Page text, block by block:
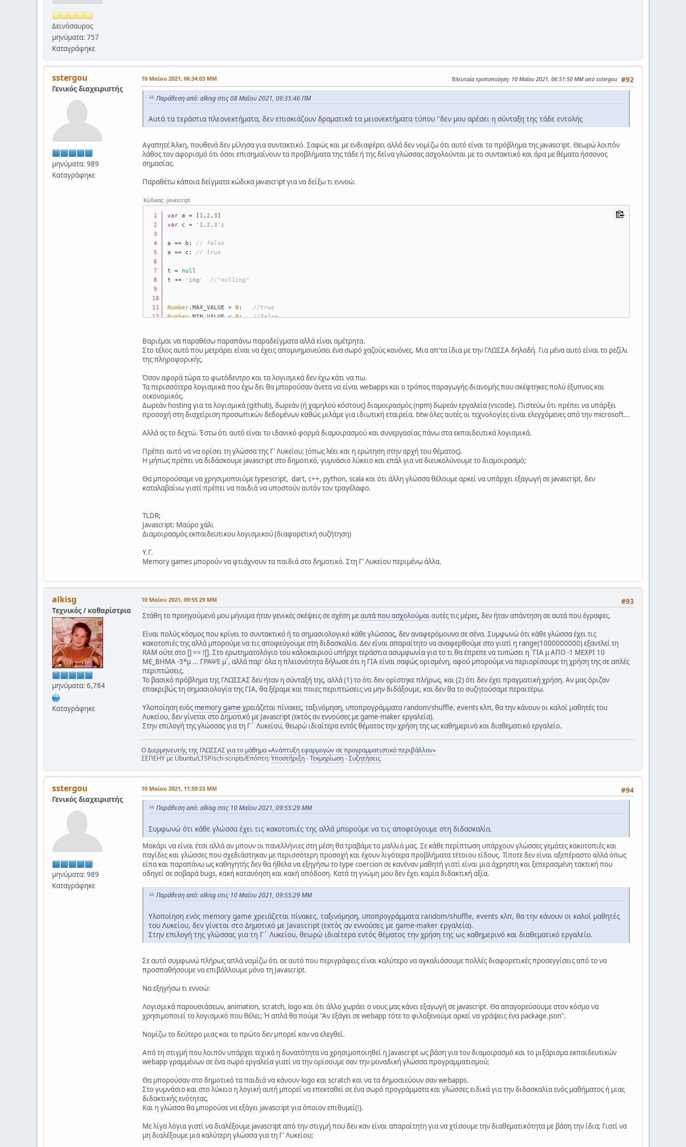
Δεινόσαυρος
μηνύματα: 757
Καταγράφηκε
sstergou
Γενικός διαχειριστής
μηνύματα: 989
Καταγράφηκε
#92
10 Μαΐου 2021, 06:34:03 ΜΜ Τελευταία τροποποίηση: 10 Μαΐου 2021, 06:51:50 ΜΜ από sstergou
Παράθεση από: alkisg στις 08 Μαΐου 2021, 09:35:46 ΠΜ
Αυτά τα τεράστια πλεονεκτήματα, δεν επισκιάζουν δραματικά τα μειονεκτήματα τύπου "δεν μου αρέσει η σύνταξη της τάδε εντολής
Αγαπητέ Άλκη, πουθενά δεν μίλησα για συντακτικό. Σαφώς και με ενδιαφέρει αλλά δεν νομίζω ότι αυτό είναι το πρόβλημα της javascript. Θεωρώ λοιπόν
λάθος τον αφορισμό ότι όσοι επισημαίνουν τα προβλήματα της τάδε ή της δείνα γλώσσας ασχολούνται με το συντακτικό και άρα με θέματα ήσσονος
σημασίας.
Παραθέτω κάποια δείγματα κώδικα javascript για να δείξω τι εννοώ.
Κώδικας: javascript
var a = [ 1 ,2 ,3
var c = '1,2,3' ;
a == b; // false
a == c; // true
t = null
t +=
'ing' //"nulling"
Number. MAX_VALUE > 0 ; //true
Number.MIN_VALUE < 0; //false
Number ({}); // NaN
Number([]);
[1,2,3,15,30 ,7,5,45, 60].sort() // [1,15,2,3,30,45,5,60,7]
Math.
alert(111111111111111111111 ); // alerts 111111111111111110000
42.
toFixed(2); // Syntax Error
42 .toFixed(2); // "42.00"
42.0.toFixed( 2); // "42.00"
42..toFixed(2); // "42.00"
Βαριέμαι να παραθέσω παραπάνω παραδείγματα αλλά είναι αμέτρητα.
Στο τέλος αυτό που μετράρει είναι να έχεις απομνημονεύσει ένα σωρό χαζούς κανόνες. Μια απ'τα ίδια με την ΓΛΩΣΣΑ δηλαδή. Για μένα αυτό είναι το ρεζίλι
της πληροφορικής.
Όσον αφορά τώρα το φωτόδεντρο και τα λογισμικά δεν έχω κάτι να πω.
Τα περισσότερα λογισμικά που έχω δει θα μπορούσαν άνετα να είναι webapps και ο τρόπος παραγωγής-διανομής που σκέφτηκες πολύ έξυπνος και
οικονομικός.
Δωρεάν hosting για τα λογισμικά (github), δωρεάν (ή χαμηλού κόστους) διαμοιρασμός (npm) δωρεάν εργαλεία (vscode). Πιστεύω ότι πρέπει να υπάρξει
προσοχή στη διαχείριση προσωπικών δεδομένων καθώς μιλάμε για ιδιωτική εταιρεία. btw όλες αυτές οι τεχνολογίες είναι ελεγχόμενες από την microsoft...
Αλλά ας το δεχτώ. Έστω ότι αυτό είναι το ιδανικό φορμά διαμοιρασμού και συνεργασίας πάνω στα εκπαιδευτικά λογισμικά.
Πρέπει αυτό να να ορίσει τη γλώσσα της Γ' Λυκείου; (όπως λέει και η ερώτηση στην αρχή του θέματος).
Η μήπως πρέπει να διδάσκουμε javascript στο δημοτικό, γυμνάσιο λύκειο και επάλ για να διευκολύνουμε το διαμοιρασμό;
Θα μπορούσαμε να χρησιμοποιύμε typescript, dart, c++, python, scala και ότι άλλη γλώσσα θέλουμε αρκεί να υπάρχει εξαγωγή σε javascript, δεν
καταλαβαίνω γιατί πρέπει να παιδιά να υποστούν αυτόν τον τραγέλαφο.
TLDR;
Javascript: Μαύρο χάλι
Διαμοιρασμός εκπαιδευτικου λογισμικού (διαφορετική συζήτηση)
Υ.Γ.
Memory games μπορούν να φτιάχνουν τα παιδιά στο δημοτικό. Στη Γ' Λυκείου περιμένω άλλα.
alkisg
Τεχνικός / καθαρίστρια
μηνύματα: 6,784
Καταγράφηκε
#93
10 Μαΐου 2021, 09:55:29 ΜΜ
Στάθη το προηγούμενό μου μήνυμα ήταν γενικές σκέψεις σε σχέση μεαυτά που ασχολούμαιαυτές τις μέρες, δεν ήταν απάντηση σε αυτά που έγραφες.
Είναι πολύς κόσμος που κρίνει το συντακτικό ή το σημασιολογικό κάθε γλώσσας, δεν αναφερόμουνα σε σένα. Συμφωνώ ότι κάθε γλώσσα έχει τις
κακοτοπιές της αλλά μπορούμε να τις αποφεύγουμε στη διδασκαλία. Δεν είναι απαραίτητο να αναφερθούμε στο γιατί η range(1000000000) εξαντλεί τη
RAM ούτε στο [] == ![]. Στο ερωτηματολόγιο του καλοκαιριού υπήρχε τεράστια ασυμφωνία για το τι θα έπρεπε να τυπώσει η `ΓΙΑ μ ΑΠΟ -1 ΜΕΧΡΙ 10
ΜΕ_ΒΗΜΑ -3*μ ... ΓΡΑΨΕ μ`, αλλά παρ' όλα η πλειονότητα δήλωσε ότι η ΓΙΑ είναι σαφώς ορισμένη, αφού μπορούμε να περιορίσουμε τη χρήση της σε απλές
περιπτώσεις.
Το βασικό πρόβλημα της ΓΛΩΣΣΑΣ δεν ήταν η σύνταξή της, αλλά (1) το ότι δεν ορίστηκε πλήρως, και (2) ότι δεν έχει πραγματική χρήση. Αν μας όριζαν
επακριβώς τη σημασιολογία της ΓΙΑ, θα ξέραμε και ποιες περιπτώσεις να μην διδάξουμε, και δεν θα το συζητούσαμε περαιτέρω.
Υλοποίηση ενός memory game χρειάζεται πίνακες, ταξινόμηση, υποπρογράμματα random/shuffle, events κλπ, θα την κάνουν οι καλοί μαθητές του
Λυκείου, δεν γίνεται στο Δημοτικό με Javascript (εκτός αν εννούσες με game-maker εργαλεία).
Στην επιλογή της γλώσσας για τη Γ΄ Λυκείου, θεωρώ ιδιαίτερα εντός θέματος την χρήση της ως καθημερινό και διαθεματικό εργαλείο.
Ο Διερμηνευτής της ΓΛΩΣΣΑΣ για το μάθημα «Ανάπτυξη εφαρμογών σε προγραμματιστικό περιβάλλον»
ΣΕΠΕΗΥ με Ubuntu/LTSP/sch-scripts/Επόπτη:Υποστήριξη-Τεκμηρίωση-Συζητήσεις
sstergou
Γενικός διαχειριστής
μηνύματα: 989
Καταγράφηκε
#94
10 Μαΐου 2021, 11:59:23 ΜΜ
Παράθεση από: alkisg στις 10 Μαΐου 2021, 09:55:29 ΜΜ
Συμφωνώ ότι κάθε γλώσσα έχει τις κακοτοπιές της αλλά μπορούμε να τις αποφεύγουμε στη διδασκαλία.
Μακάρι να είναι έτσι αλλά αν μπουν οι πανελλήνιες στη μέση θα τραβάμε τα μαλλιά μας. Σε κάθε περίπτωση υπάρχουν γλώσσες γεμάτες κακοτοπιές και
παγίδες και γλώσσες που σχεδιάστηκαν με περισσότερη προσοχή και έχουν λιγότερα προβλήματα τέτοιου είδους. Τίποτε δεν είναι αξεπέραστο αλλά όπως
είπα και παραπάνω ως καθηγητής δεν θα ήθελα να εξηγήσω το type coercion σε κανέναν μαθητή γιατί είναι μια άχρηστη και ξεπερασμένη τακτική που
οδηγεί σε σοβαρά bugs, κακή κατανόηση και κακή απόδοση. Κατά τη γνώμη μου δεν έχει καμία διδακτική αξία.
Παράθεση από: alkisg στις 10 Μαΐου 2021, 09:55:29 ΜΜ
Υλοποίηση ενός memory game χρειάζεται πίνακες, ταξινόμηση, υποπρογράμματα random/shuffle, events κλπ, θα την κάνουν οι καλοί μαθητές
του Λυκείου, δεν γίνεται στο Δημοτικό με Javascript (εκτός αν εννούσες με game-maker εργαλεία).
Στην επιλογή της γλώσσας για τη Γ΄ Λυκείου, θεωρώ ιδιαίτερα εντός θέματος την χρήση της ως καθημερινό και διαθεματικό εργαλείο.
Σε αυτό συμφωνώ πλήρως απλά νομίζω ότι σε αυτό που περιγράφεις είναι καλύτερο να αγκαλιάσουμε πολλές διαφορετικές προσεγγίσεις από το να
προσπαθήσουμε να επιβάλλουμε μόνο τη Javascript.
Να εξηγήσω τι εννοώ:
Λογισμικά παρουσιάσεων, animation, scratch, logo και ότι άλλο χωράει ο νους μας κάνει εξαγωγή σε javascript. Θα απαγορεύσουμε στον κόσμο να
χρησιμοποιεί το λογισμικό που θέλει; Ή απλά θα πούμε "Αν εξάγει σε webapp τότε το φιλοξενούμε αρκεί να γράψεις ένα package.json".
Νομίζω το δεύτερο μιας και το πρώτο δεν μπορεί καν να ελεγθεί.
Από τη στιγμή που λοιπόν υπάρχει τεχικά η δυνατότητα να χρησιμοποιηθεί η Javascript ως βάση για τον διαμοιρασμό και το μιξάρισμα εκπαιδευτικών
webapp γραμμένων σε ένα σωρό εργαλεία γιατί να την ορίσουμε σαν την μοναδική γλώσσα προγραμματισμού;
Θα μπορούσαν στο δημοτικό τα παιδιά να κάνουν logo και scratch και να τα δημοσιεύουν σαν webapps.
Στο γυμνάσιο και στο λύκειο η λογική αυτή μπορεί να επεκταθεί σε ένα σωρό προγράμματα και γλώσσες ειδικά για την διδασκαλία ενός μαθήματος ή μιας
διδακτικής ενότητας.
Και η γλώσσα θα μπορούσε να εξάγει javascript για όποιον επιθυμεί(!).
Με λίγα λόγια γιατί να διαλέξουμε javascript από την στιγμή που δεν καν είναι απαραίτητη για να χτίσουμε την διαθεματικότητα με βάση την ίδια; Γιατί να
μη διαλέξουμε μια καλύτερη γλώσσα για τη Γ' Λυκείου;